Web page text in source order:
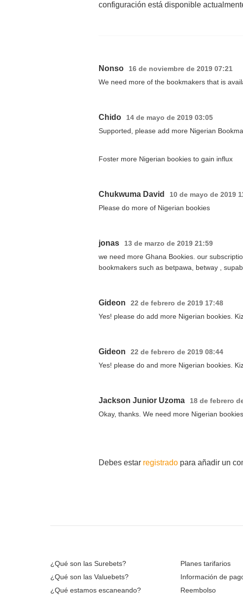
configuración está disponible
Nonso 16 de noviembre de 2019 07:21
We need more of the bookmakers that is
Chido 14 de mayo de 2019 03:05
Supported, please add more Nigerian
Foster more Nigerian bookies to gain influx
Chukwuma David 10 de mayo de 2019
Please do more of Nigerian bookies
jonas 13 de marzo de 2019 21:59
we need more Ghana Bookies. our
bookmakers such as betpawa, betway ,
Gideon 22 de febrero de 2019 17:48
Yes! please do add more Nigerian bookies.
Gideon 22 de febrero de 2019 08:44
Yes! please do and more Nigerian bookies.
Jackson Junior Uzoma 18 de febrero
Okay, thanks. We need more Nigerian
Debes estar registradopara añadir un
¿Qué son las Surebets?
¿Qué son las Valuebets?
¿Qué estamos escaneando?
Planes tarifarios
Información de
Reembolso